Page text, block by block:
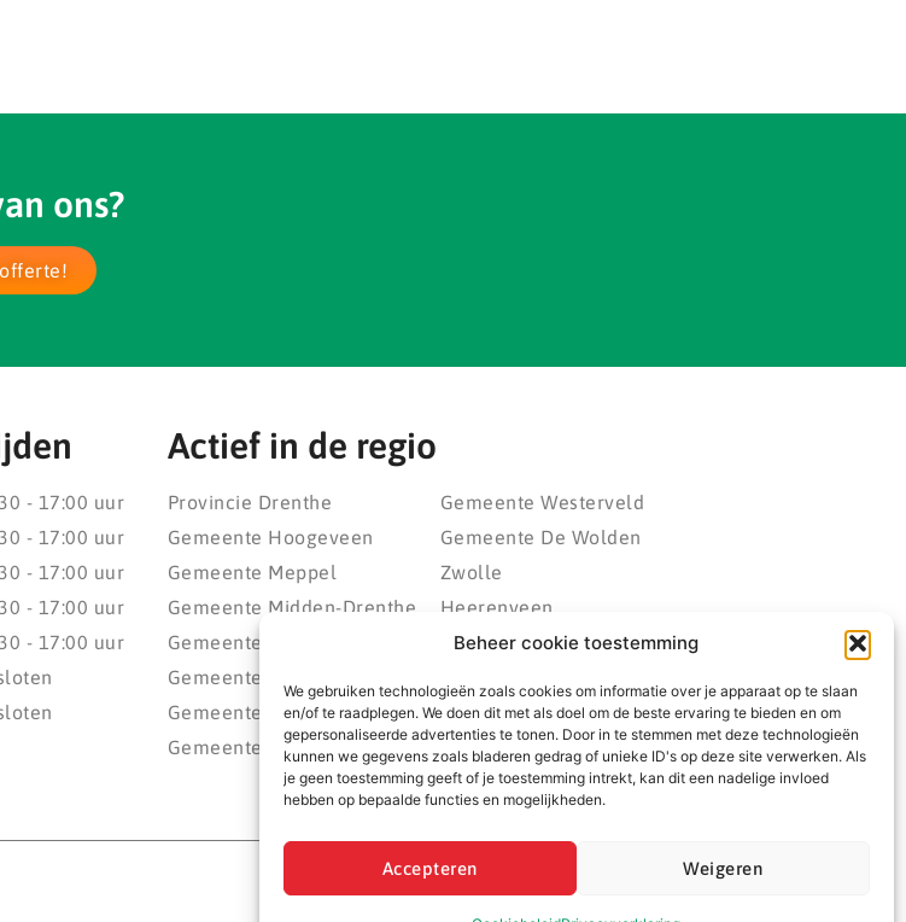
Beheer cookie toestemming
We gebruiken technologieën zoals cookies om informatie over je apparaat op te slaan
en/of te raadplegen. We doen dit met als doel om de beste ervaring te bieden en om
gepersonaliseerde advertenties te tonen. Door in te stemmen met deze technologieën
kunnen we gegevens zoals bladeren gedrag of unieke ID's op deze site verwerken. Als
je geen toestemming geeft of je toestemming intrekt, kan dit een nadelige invloed
hebben op bepaalde functies en mogelijkheden.
Accepteren Weigeren
ons?
- 17:00 uur
- 17:00 uur
- 17:00 uur
- 17:00 uur
- 17:00 uur
Actief in de regio
Provincie Drenthe
Gemeente Hoogeveen
Gemeente Meppel
Gemeente Midden-Drenthe
Gemeente Noordenveld
Gemeente Noordoostpolder
Gemeente Steenwijkerland
Gemeente Weststellingwerf
Gemeente Westerveld
Gemeente De Wolden
Zwolle
Heerenveen
Kampen
Wolvega